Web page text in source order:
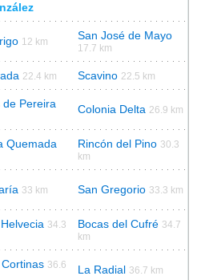
12 km San José de Mayo
17.7 km
22.4 km Scavino 22.5 km
de Pereira Colonia Delta 26.9 km
Quemada Rincón del Pino 30.3
km
33 km San Gregorio 33.3 km
34.3
Bocas del Cufré 34.7
km
36.6
La Radial 36.7 km